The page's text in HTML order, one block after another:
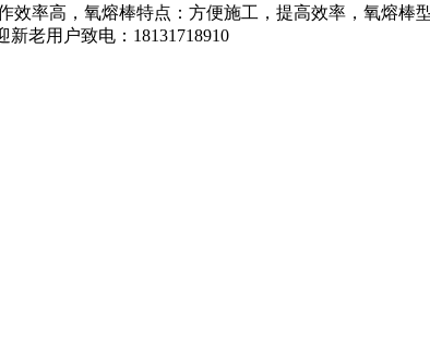
率高，氧熔棒特点：方便施工，提高效率，氧熔棒
老用户致电：18131718910